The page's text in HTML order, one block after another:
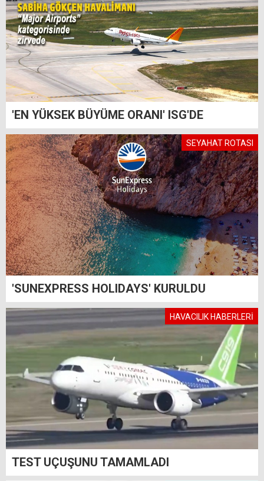
'EN YÜKSEK BÜYÜME ORANI' ISG'DE
SEYAHAT ROTASI
'SUNEXPRESS HOLIDAYS' KURULDU
HAVACILIK HABERLERİ
TEST UÇUŞUNU TAMAMLADI